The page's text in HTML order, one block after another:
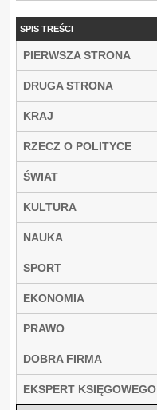
SPIS TREŚCI
PIERWSZA STRONA
DRUGA STRONA
KRAJ
RZECZ O POLITYCE
ŚWIAT
KULTURA
NAUKA
SPORT
EKONOMIA
PRAWO
DOBRA FIRMA
EKSPERT KSIĘGOWEGO